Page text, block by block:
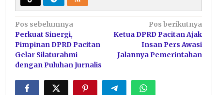
Navigasi
pos
Pos sebelumnya
Perkuat Sinergi,
Pimpinan DPRD Pacitan
Gelar Silaturahmi
dengan Puluhan Jurnalis
Pos berikutnya
Ketua DPRD Pacitan Ajak
Insan Pers Awasi
Jalannya Pemerintahan